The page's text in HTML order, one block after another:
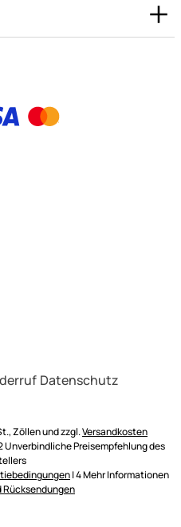
Datenschutz
Zöllen und zzgl.Versandkosten
Unverbindliche Preisempfehlung des
| 4 Mehr Informationen
Rücksendungen